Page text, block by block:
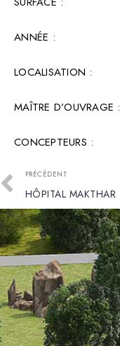
ANNÉE :
LOCALISATION :
MAÎTRE D’OUVRAGE :
CONCEPTEURS :
PRÉCÉDENT
HÔPITAL MAKTHAR